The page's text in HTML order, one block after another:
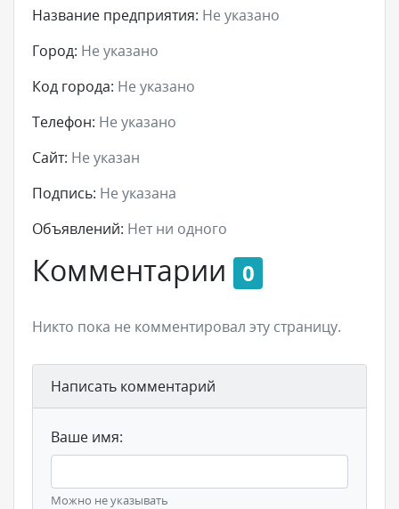
Название предприятия: Не указано
Город: Не указано
Код города: Не указано
Телефон: Не указано
Сайт: Не указан
Подпись: Не указана
Объявлений: Нет ни одного
Комментарии 0
Никто пока не комментировал эту страницу.
Написать комментарий
Ваше имя:
Можно не указывать